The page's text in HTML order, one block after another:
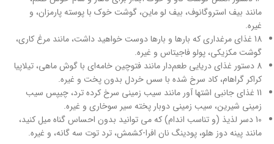
مانند بیف استروگانوف، بیف لو ماین، گوشت خوک با پوسته پارمزان، و
غیره.
18 غذای مرغداری که بارها و بارها دوست خواهید داشت، مانند مرغ کاری،
گوشت مکزیکی، پولو فاجیتاس و غیره.
8 دستور غذای دریایی طعم‌دار مانند فتوچین خامه‌ای با گوش ماهی، تیلاپیا
کراکر گراهام، کاد سرخ شده با سس خردل بدون پخت و غیره.
11 غذای جانبی اشتها آور مانند سیب زمینی سرخ کرده ترد، چیپس سیب
زمینی شیرین، سیب زمینی دوبار پخته سیر سوخاری و غیره.
10 دسر لذیذ (و تناسب اندام) که می توانید بدون احساس گناه میل کنید،
مانند پینه دوز هلو، پودینگ نان افرا-کشمش، ترد توت سه گانه، و غیره.